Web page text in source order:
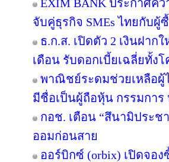
EXIM BANK ประกาศคว
จับคู่ธุรกิจ SMEs ไทยกับผู้
ธ.ก.ส. เปิดตัว 2 เงินฝาก
เดือน รับดอกเบี้ยเฉลี่ยทั้ง
พาณิชย์ระดมช่วยเหลือผู้
มีชื่อเป็นผู้ถือหุ้น กรรมกา
กอช. เตือน “สึนามิประชา
ออมก่อนสาย
ออร์บิกซ์ (orbix) เปิดจอง